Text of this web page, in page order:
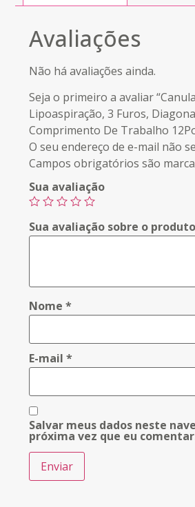
Avaliações
Não há avaliações ainda.
Seja o primeiro a avaliar
Lipoaspiração, 3 Furos,
Comprimento De Trabalho
O seu endereço de e-mail não
Campos obrigatórios são
Sua avaliação
Sua avaliação sobre o
Nome*
E-mail*
Salvar meus dados neste
próxima vez que eu